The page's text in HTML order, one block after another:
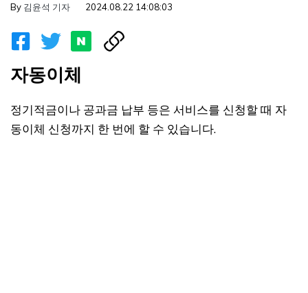
기By 김윤석 기자 2024.08.22 14:08:03
자동이체
정기적금이나 공과금 납부 등은 서비스를 신청할 때 자
동이체 신청까지 한 번에 할 수 있습니다.